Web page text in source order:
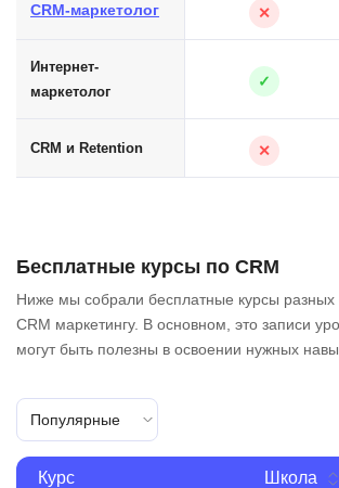
CRM-маркетолог ✕
Интернет-
маркетолог
✓
CRM и Retention ✕
Бесплатные курсы по CRM
Ниже мы собрали бесплатные курсы
CRM маркетингу. В основном, это записи
могут быть полезны в освоении нужных
Популярные
Курс Школа